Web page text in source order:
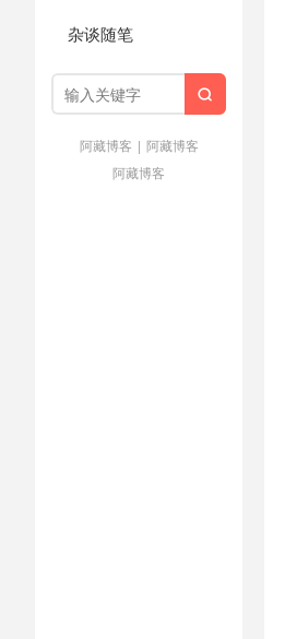
杂谈随笔

阿藏博客 | 阿藏博客
阿藏博客